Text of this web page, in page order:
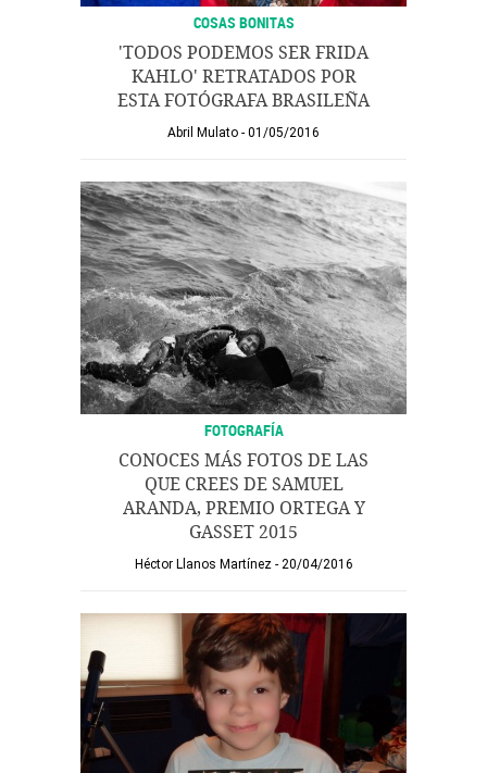
COSAS BONITAS
'TODOS PODEMOS SER FRIDA
KAHLO' RETRATADOS POR
ESTA FOTÓGRAFA BRASILEÑA
Abril Mulato 01/05/2016
FOTOGRAFÍA
CONOCES MÁS FOTOS DE LAS
QUE CREES DE SAMUEL
ARANDA, PREMIO ORTEGA Y
GASSET 2015
Héctor Llanos Martínez 20/04/2016